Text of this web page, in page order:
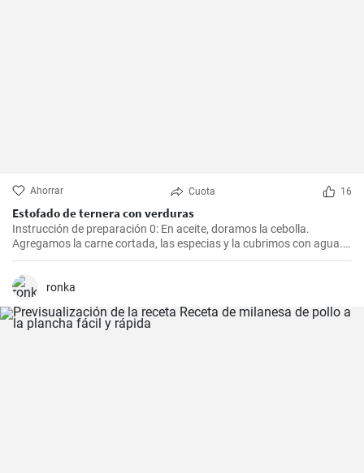
Ahorrar Cuota 16
Estofado de ternera con verduras
Instrucción de preparación 0: En aceite, doramos la cebolla.
Agregamos la carne cortada, las especias y la cubrimos con agua.
Cocinamos hasta que esté tierna. Luego, agregamos las verduras,
el puré y cocinamos hasta que todo esté suave. Finalmente
agregamos la crema y dejamos que hierva.
ronka